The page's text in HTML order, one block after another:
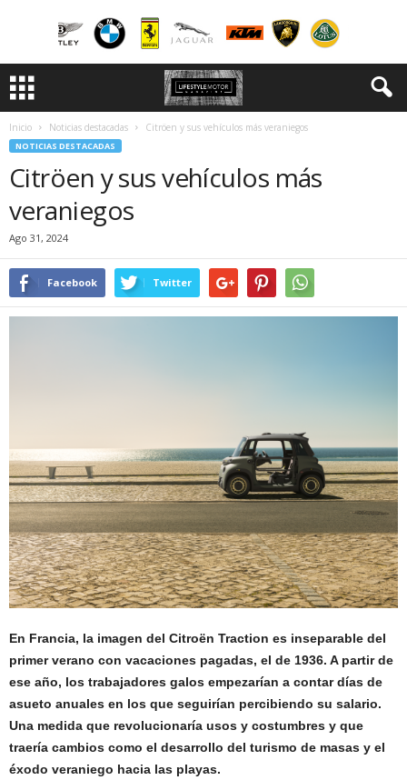
Inicio Noticias destacadas Citröen y sus vehículos más veraniegos
NOTICIAS DESTACADAS
Citröen y sus vehículos más
veraniegos
Ago 31, 2024
Facebook Twitter
En Francia, la imagen del Citroën Traction es inseparable del
primer verano con vacaciones pagadas, el de 1936. A partir de
ese año, los trabajadores galos empezarían a contar días de
asueto anuales en los que seguirían percibiendo su salario.
Una medida que revolucionaría usos y costumbres y que
traería cambios como el desarrollo del turismo de masas y el
éxodo veraniego hacia las playas.